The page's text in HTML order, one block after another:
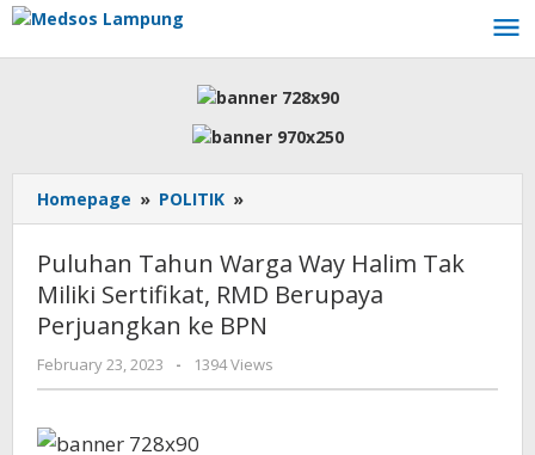
Skip
content
Homepage » POLITIK »
Tahun
Way
Halim
Tak
Sertifikat,
RMD
Puluhan Tahun Warga Way Halim Tak
Miliki Sertifikat, RMD Berupaya
Perjuangkan ke BPN
February 23, 2023
by
AdminML
- 1394 Views